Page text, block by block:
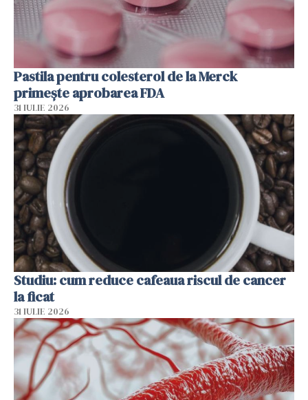
Pastila pentru colesterol de la Merck
primește aprobarea FDA
31 IULIE 2026
Studiu: cum reduce cafeaua riscul de cancer
la ficat
31 IULIE 2026